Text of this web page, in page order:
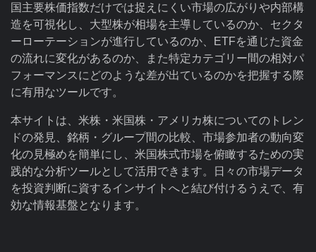
国主要株価指数だけでは捉えにくい市場の広がりや内部構
造を可視化し、大型株が相場を主導しているのか、セクタ
ーローテーションが進行しているのか、ETFを通じた資金
の流れに変化があるのか、また特定カテゴリー間の相対パ
フォーマンスにどのような差が出ているのかを把握する際
に有用なツールです。
本サイトは、米株・米国株・アメリカ株についてのトレン
ドの発見、銘柄・グループ間の比較、市場参加者の動向変
化の見極めを簡単にし、米国株式市場を俯瞰するための実
践的な分析ツールとして活用できます。日々の市場データ
を投資判断に資するインサイトへと結び付けるうえで、有
効な情報基盤となります。